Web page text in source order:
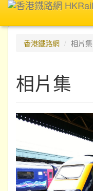
香港鐵路網
相片集
相片集